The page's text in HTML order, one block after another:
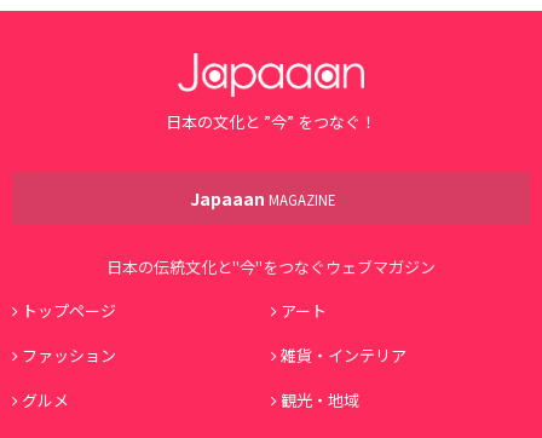
日本の文化と ”今” をつなぐ！
Japaaan MAGAZINE
日本の伝統文化と"今"をつなぐウェブマガジン
トップページ
アート
ファッション
雑貨・インテリア
グルメ
観光・地域